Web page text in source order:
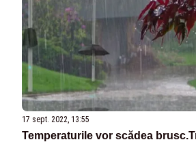
17 sept. 2022, 13:55
Temperaturile vor scădea